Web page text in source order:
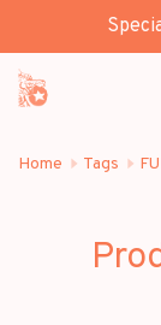
Home Tags